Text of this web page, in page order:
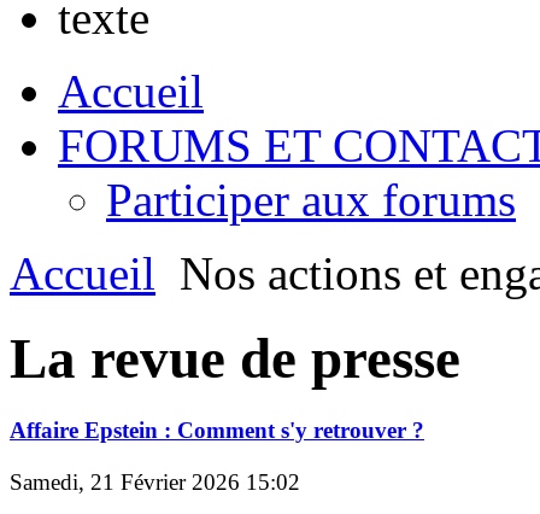
Accueil
FORUMS ET
Participer aux forums
Accueil Nos actions et
La revue de presse
Affaire Epstein : Comment s'y retrouver ?
Samedi, 21 Février 2026 15:02